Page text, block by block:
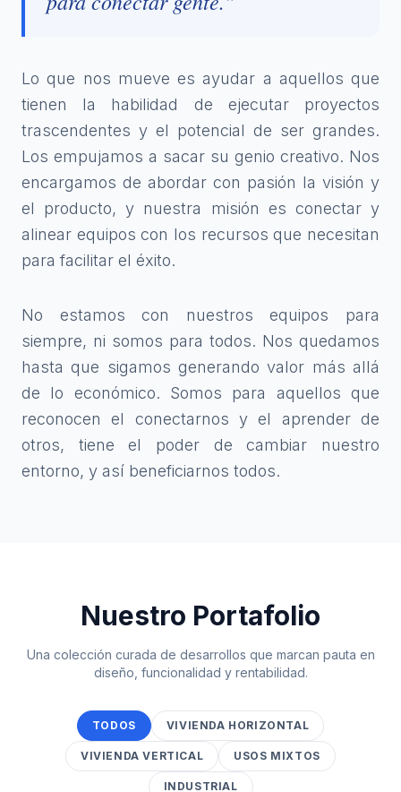
Lo que nos mueve es ayudar a aquellos que
tienen la habilidad de ejecutar proyectos
trascendentes y el potencial de ser grandes.
Los empujamos a sacar su genio creativo. Nos
encargamos de abordar con pasión la visión y
el producto, y nuestra misión es conectar y
alinear equipos con los recursos que necesitan
para facilitar el éxito.
No estamos con nuestros equipos para
siempre, ni somos para todos. Nos quedamos
hasta que sigamos generando valor más allá
de lo económico. Somos para aquellos que
reconocen el conectarnos y el aprender de
otros, tiene el poder de cambiar nuestro
entorno, y así beneficiarnos todos.
Nuestro Portafolio
Una colección curada de desarrollos que marcan pauta en
diseño, funcionalidad y rentabilidad.
TODOS VIVIENDA HORIZONTAL
VIVIENDA VERTICAL USOS MIXTOS
INDUSTRIAL